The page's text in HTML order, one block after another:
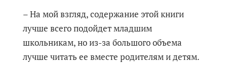
– На мой взгляд, содержание этой книги
лучше всего подойдет младшим
школьникам, но из-за большого объема
лучше читать ее вместе родителям и детям.